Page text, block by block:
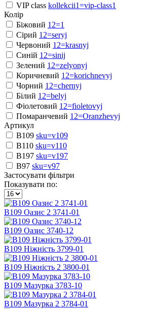
VIP class kollekcii1=vip-class1
Колір
Біжовий 12=1
Сірий 12=seryj
Червоний 12=krasnyj
Синій 12=sinij
Зелений 12=zelyonyj
Коричневий 12=korichnevyj
Чорний 12=chernyj
Білий 12=belyj
Фіолетовий 12=fioletovyj
Помаранчевий 12=Oranzhevyj
Артикул
В109 sku=v109
В110 sku=v110
B197 sku=v197
B97 sku=v97
Застосувати фільтри
Показувати по:
В109 Оазис 2 3741-01
В109 Оазис 3740-12
В109 Ніжність 3799-01
В109 Ніжність 2 3800-01
В109 Мазурка 3783-10
В109 Мазурка 2 3784-01